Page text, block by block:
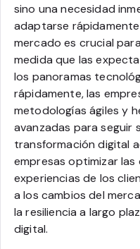
sino una necesidad
adaptarse
mercado es crucial
medida que las
los panoramas
rápidamente, las
metodologías ágiles y
avanzadas para seguir
transformación digital
empresas optimizar las
experiencias de los
a los cambios del
la resiliencia a largo
digital.